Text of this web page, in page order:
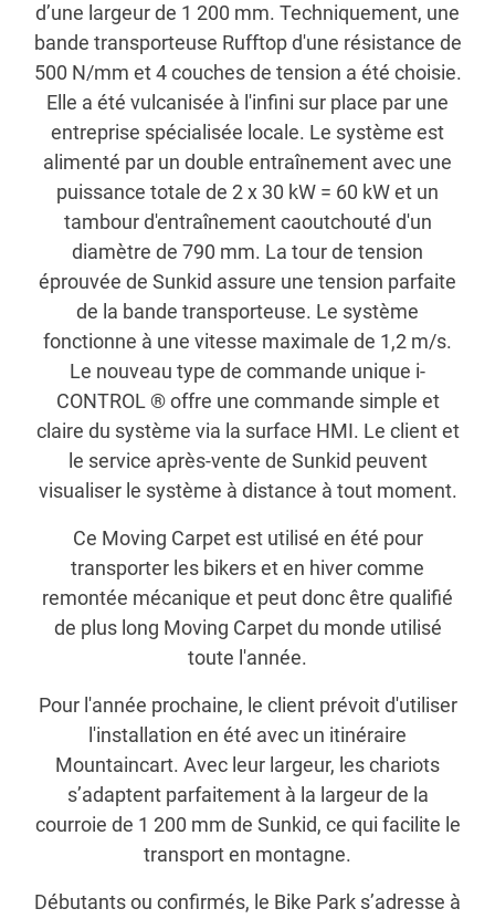
d’une largeur de 1 200 mm. Techniquement, une
bande transporteuse Rufftop d'une résistance de
500 N/mm et 4 couches de tension a été choisie.
Elle a été vulcanisée à l'infini sur place par une
entreprise spécialisée locale. Le système est
alimenté par un double entraînement avec une
puissance totale de 2 x 30 kW = 60 kW et un
tambour d'entraînement caoutchouté d'un
diamètre de 790 mm. La tour de tension
éprouvée de Sunkid assure une tension parfaite
de la bande transporteuse. Le système
fonctionne à une vitesse maximale de 1,2 m/s.
Le nouveau type de commande unique i-
CONTROL ® offre une commande simple et
claire du système via la surface HMI. Le client et
le service après-vente de Sunkid peuvent
visualiser le système à distance à tout moment.
Ce Moving Carpet est utilisé en été pour
transporter les bikers et en hiver comme
remontée mécanique et peut donc être qualifié
de plus long Moving Carpet du monde utilisé
toute l'année.
Pour l'année prochaine, le client prévoit d'utiliser
l'installation en été avec un itinéraire
Mountaincart. Avec leur largeur, les chariots
s’adaptent parfaitement à la largeur de la
courroie de 1 200 mm de Sunkid, ce qui facilite le
transport en montagne.
Débutants ou confirmés, le Bike Park s’adresse à